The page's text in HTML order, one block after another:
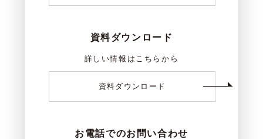
資料ダウンロード
詳しい情報はこちらから
資料ダウンロード
お電話でのお問い合わせ